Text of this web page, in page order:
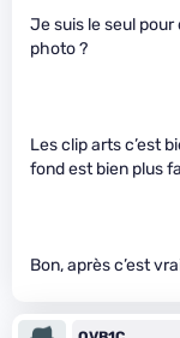
Je suis le seul
photo ?
Les clip arts c’est
fond est bien plus
Bon, après c’est